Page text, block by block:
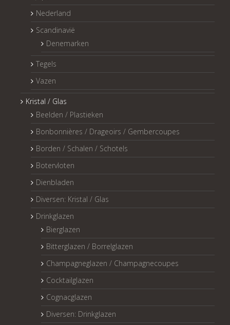
Nederland
Scandinavië
Denemarken
Tegels
Vazen
Kristal / Glas
Beelden / Plastieken
Bonbonnières / Drageoirs / Gembercoupes
Borden / Schalen / Schotels
Botervloten
Dienbladen
Diversen: Kristal / Glas
Drinkglazen
Bierglazen
Bitterglazen / Borrelglazen
Champagneglazen / Champagnecoupes
Cocktailglazen
Cognacglazen
Diversen: Drinkglazen